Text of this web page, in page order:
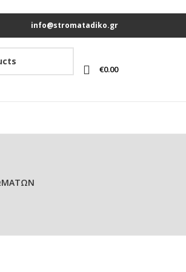
info@stromatadiko.gr
€0.00